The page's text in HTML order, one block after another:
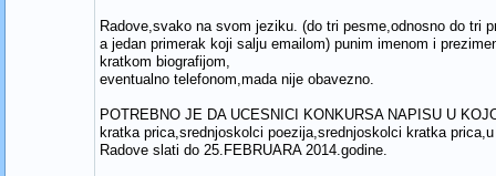
Radove,svako na svom jeziku. (do tri pesme,odnosno do tri
a jedan primerak koji salju emailom) punim imenom i
kratkom biografijom,
eventualno telefonom,mada nije obavezno.
POTREBNO JE DA UCESNICI KONKURSA NAPISU U
kratka prica,srednjoskolci poezija,srednjoskolci kratka
Radove slati do 25.FEBRUARA 2014.godine.